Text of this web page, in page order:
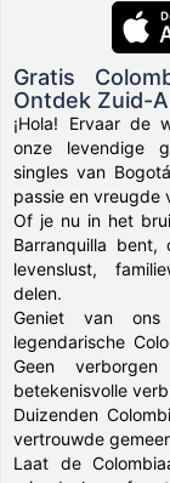
Gratis
Ontdek Zuid-
¡Hola! Ervaar de
onze levendige
singles van
passie en vreugde
Of je nu in het
Barranquilla bent,
levenslust,
delen.
Geniet van
legendarische
Geen
betekenisvolle
Duizenden
vertrouwde
Laat de